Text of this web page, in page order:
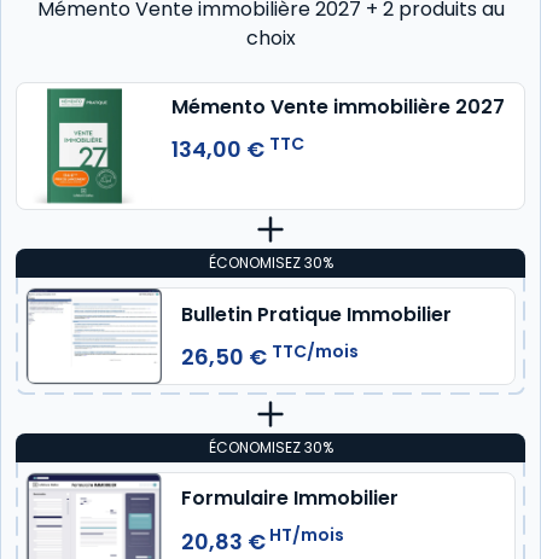
Mémento Vente immobilière 2027 + 2 produits au
choix
Mémento Vente immobilière 2027
134,00 € TTC
ÉCONOMISEZ 30%
Bulletin Pratique Immobilier
26,50 € TTC/mois
ÉCONOMISEZ 30%
Formulaire Immobilier
20,83 € HT/mois